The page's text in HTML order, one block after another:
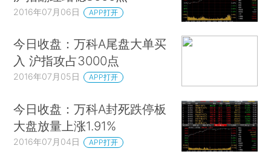
2016年07月06日 APP打开
今日收盘：万科A尾盘大单买
入 沪指攻占3000点
2016年07月05日 APP打开
今日收盘：万科A封死跌停板
大盘放量上涨1.91%
2016年07月04日 APP打开